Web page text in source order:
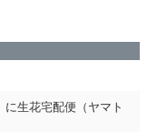
に生花宅配便（ヤマト